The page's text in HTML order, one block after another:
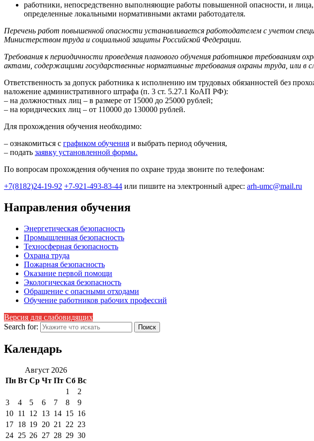
работники, непосредственно выполняющие работы повышенной опасности, и
определенные локальными нормативными актами работодателя.
Перечень работ повышенной опасности устанавливается работодателем с учетом
Министерством труда и социальной защиты Российской Федерации.
Требования к периодичности проведения планового обучения работников требованиям
актами, содержащими государственные нормативные требования охраны труда, или в
Ответственность за допуск работника к исполнению им трудовых обязанностей без
наложение административного штрафа (п. 3 ст. 5.27.1 КоАП РФ):
– на должностных лиц – в размере от 15000 до 25000 рублей;
– на юридических лиц – от 110000 до 130000 рублей.
Для прохождения обучения необходимо:
– ознакомиться с графиком обучения и выбрать период обучения,
– подать заявку установленной формы.
По вопросам прохождения обучения по охране труда звоните по телефонам:
+7(8182)24-19-92 +7-921-493-83-44 или пишите на электронный адрес: arh-umc@mail.ru
Направления обучения
Энергетическая безопасность
Промышленная безопасность
Техносферная безопасность
Охрана труда
Пожарная безопасность
Оказание первой помощи
Экологическая безопасность
Обращение с опасными отходами
Обучение работников рабочих профессий
Версия для слабовидящих
Search for:
Календарь
Август 2026
Пн Вт Ср Чт Пт Сб Вс
1
2
3
4 5 6 7 8
9
10 11 12 13 14 15 16
17 18 19 20 21 22 23
24 25 26 27 28 29 30